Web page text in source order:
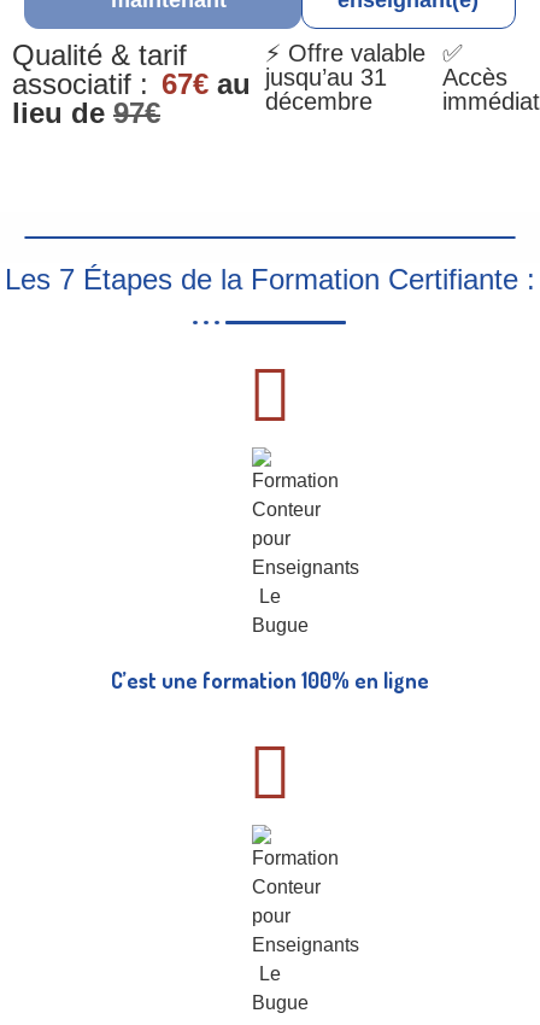
Qualité & tarif
associatif : 67€ au
lieu de 97€
⚡ Offre valable
jusqu’au 31
décembre
✅
Accès
immédiat
Les 7 Étapes de la Formation Certifiante :
C’est une formation 100% en ligne